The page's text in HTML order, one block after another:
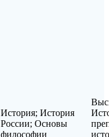
История; История
России; Основы
философии